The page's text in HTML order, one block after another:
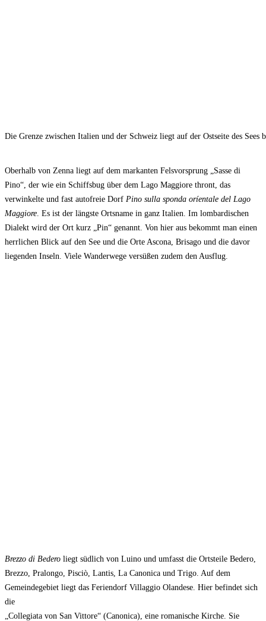
Die Grenze zwischen Italien und der Schweiz liegt auf der Ostseite des Sees
Oberhalb von Zenna liegt auf dem markanten Felsvorsprung „Sasse di
Pino“, der wie ein Schiffsbug über dem Lago Maggiore thront, das
verwinkelte und fast autofreie Dorf Pino sulla sponda oríentale del Lago
Maggiore . Es ist der längste Ortsname in ganz Italien. Im lombardischen
Dialekt wird der Ort kurz „Pin“ genannt. Von hier aus bekommt man einen
herrlichen Blick auf den See und die Orte Ascona, Brisago und die davor
liegenden Inseln. Viele Wanderwege versüßen zudem den Ausflug.
Brezzo di Bedero liegt südlich von Luino und umfasst die Ortsteile Bedero,
Brezzo, Pralongo, Pisciò, Lantis, La Canonica und Trigo. Auf dem
Gemeindegebiet liegt das Feriendorf Villaggio Olandese. Hier befindet sich
die
„Collegiata von San Vittore“ (Canonica), eine romanische Kirche. Sie